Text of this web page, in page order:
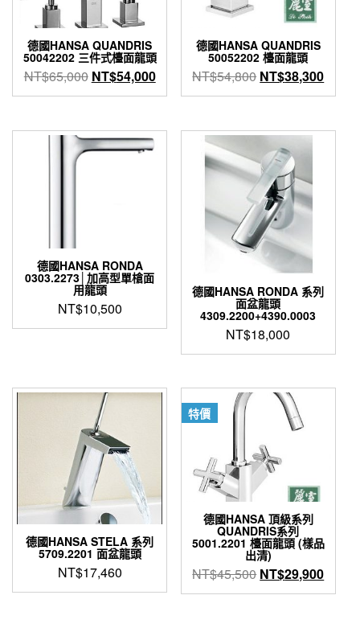
德國HANSA QUANDRIS
50042202 三件式檯面龍頭
NT$65,000 原
始
格：
NT$65,000。
NT$54,000目
前
格：
NT$54,000。
德國HANSA QUANDRIS
50052202 檯面龍頭
NT$54,800 原
始
格：
NT$54,800。
NT$38,300目
前
格：
德國HANSA RONDA
0303.2273│加高型單槍面
用龍頭
NT$10,500
德國HANSA RONDA 系列
面盆龍頭
4309.2200+4390.0003
NT$18,000
德國HANSA STELA 系列
5709.2201 面盆龍頭
NT$17,460
特價
德國HANSA 頂級系列
QUANDRIS系列
5001.2201 檯面龍頭 (樣品
出清)
NT$45,500 原
始
NT$29,900目
前